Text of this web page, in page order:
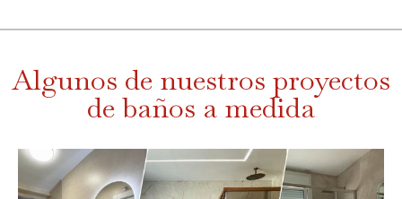
Algunos de nuestros proyectos
de baños a medida